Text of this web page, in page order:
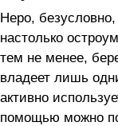
Неро,
настолько
тем не менее,
владеет лишь
активно
помощью можно